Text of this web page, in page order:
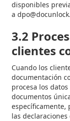
disponibles
a
3.2
clientes
Cuando los
documentación
procesa los
documentos
específicamente,
las